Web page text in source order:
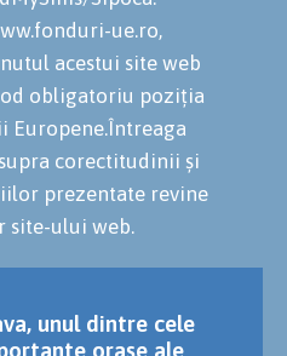
ue.ro,
acestui site web
obligatoriu poziția
Europene.Întreaga
corectitudinii și
prezentate revine
ului web.
unul dintre cele
orașe ale